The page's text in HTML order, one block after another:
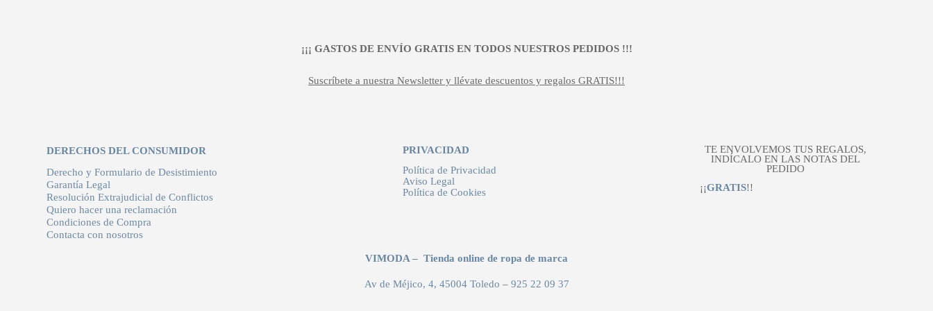
¡¡¡ GASTOS DE ENVÍO GRATIS EN TODOS NUESTROS PEDIDOS !!!
Suscríbete a nuestra Newsletter y llévate descuentos y regalos GRATIS!!!
DERECHOS DEL CONSUMIDOR
Derecho y Formulario de Desistimiento
Garantía Legal
Resolución Extrajudicial de Conflictos
Quiero hacer una reclamación
Condiciones de Compra
Contacta con nosotros
PRIVACIDAD
Política de Privacidad
Aviso Legal
Política de Cookies
TE ENVOLVEMOS TUS REGALOS,
INDÍCALO EN LAS NOTAS DEL
PEDIDO
¡¡GRATIS!!
VIMODA – Tienda online de ropa de marca
Av de Méjico, 4, 45004 Toledo – 925 22 09 37